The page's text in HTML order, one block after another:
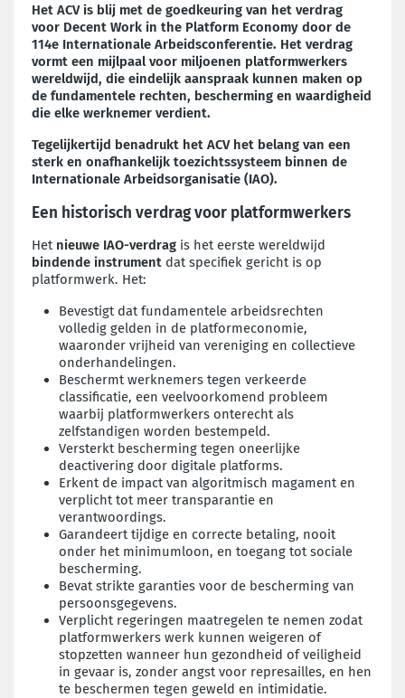
Het ACV is blij met de goedkeuring van het verdrag
voor Decent Work in the Platform Economy door de
114e Internationale Arbeidsconferentie. Het verdrag
vormt een mijlpaal voor miljoenen platformwerkers
wereldwijd, die eindelijk aanspraak kunnen maken op
de fundamentele rechten, bescherming en waardigheid
die elke werknemer verdient.
Tegelijkertijd benadrukt het ACV het belang van een
sterk en onafhankelijk toezichtssysteem binnen de
Internationale Arbeidsorganisatie (IAO).
Een historisch verdrag voor platformwerkers
Het nieuwe IAO-verdrag is het eerste wereldwijd
bindende instrument dat specifiek gericht is op
platformwerk. Het:
Bevestigt dat fundamentele arbeidsrechten
volledig gelden in de platformeconomie,
waaronder vrijheid van vereniging en collectieve
onderhandelingen.
Beschermt werknemers tegen verkeerde
classificatie, een veelvoorkomend probleem
waarbij platformwerkers onterecht als
zelfstandigen worden bestempeld.
Versterkt bescherming tegen oneerlijke
deactivering door digitale platforms.
Erkent de impact van algoritmisch magament en
verplicht tot meer transparantie en
verantwoordings.
Garandeert tijdige en correcte betaling, nooit
onder het minimumloon, en toegang tot sociale
bescherming.
Bevat strikte garanties voor de bescherming van
persoonsgegevens.
Verplicht regeringen maatregelen te nemen zodat
platformwerkers werk kunnen weigeren of
stopzetten wanneer hun gezondheid of veiligheid
in gevaar is, zonder angst voor represailles, en hen
te beschermen tegen geweld en intimidatie.